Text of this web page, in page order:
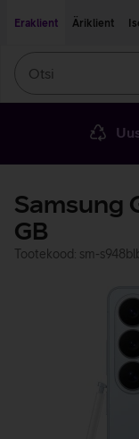
Eraklient
Äriklient
Samsung
GB
Tootekood: sm-